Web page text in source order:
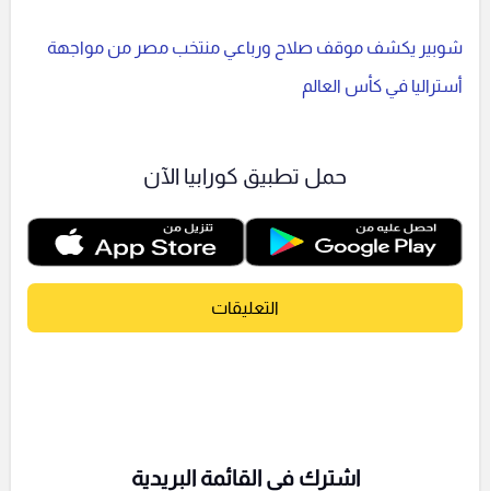
شوبير يكشف موقف صلاح ورباعي منتخب مصر من مواجهة
أستراليا في كأس العالم
حمل تطبيق كورابيا الآن
التعليقات
اشترك فى القائمة البريدية